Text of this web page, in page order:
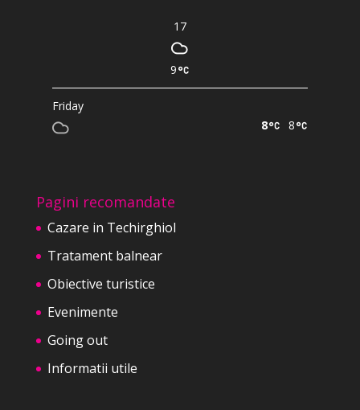
17
9
Friday
8
8
Pagini recomandate
Cazare in Techirghiol
Tratament balnear
Obiective turistice
Evenimente
Going out
Informatii utile